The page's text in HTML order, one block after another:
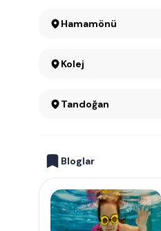
Hamamönü
Kolej
Tandoğan
Bloglar